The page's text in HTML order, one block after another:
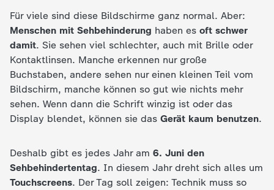
h
c
Für viele sind diese Bildschirme ganz normal. Aber:
Menschen mit Sehbehinderung haben es oft schwer
damit. Sie sehen viel schlechter, auch mit Brille oder
Kontaktlinsen. Manche erkennen nur große
Buchstaben, andere sehen nur einen kleinen Teil vom
Bildschirm, manche können so gut wie nichts mehr
sehen. Wenn dann die Schrift winzig ist oder das
Display blendet, können sie das Gerät kaum benutzen.
Deshalb gibt es jedes Jahr am 6. Juni den
Sehbehindertentag. In diesem Jahr dreht sich alles um
Touchscreens. Der Tag soll zeigen: Technik muss so